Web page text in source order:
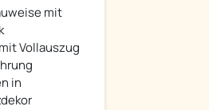
mit
Vollauszug
in